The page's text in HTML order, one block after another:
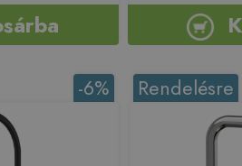
-6% Rendelésre